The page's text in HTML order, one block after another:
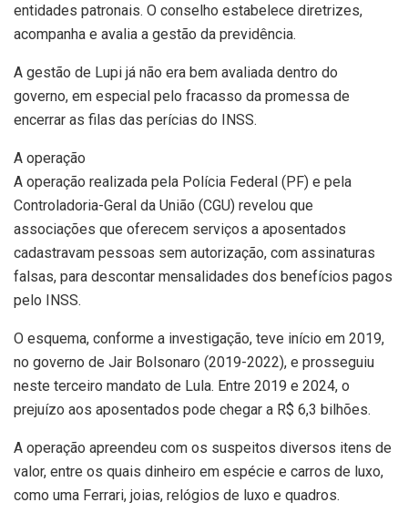
entidades patronais. O conselho estabelece diretrizes,
acompanha e avalia a gestão da previdência.
A gestão de Lupi já não era bem avaliada dentro do
governo, em especial pelo fracasso da promessa de
encerrar as filas das perícias do INSS.
A operação
A operação realizada pela Polícia Federal (PF) e pela
Controladoria-Geral da União (CGU) revelou que
associações que oferecem serviços a aposentados
cadastravam pessoas sem autorização, com assinaturas
falsas, para descontar mensalidades dos benefícios pagos
pelo INSS.
O esquema, conforme a investigação, teve início em 2019,
no governo de Jair Bolsonaro (2019-2022), e prosseguiu
neste terceiro mandato de Lula. Entre 2019 e 2024, o
prejuízo aos aposentados pode chegar a R$ 6,3 bilhões.
A operação apreendeu com os suspeitos diversos itens de
valor, entre os quais dinheiro em espécie e carros de luxo,
como uma Ferrari, joias, relógios de luxo e quadros.